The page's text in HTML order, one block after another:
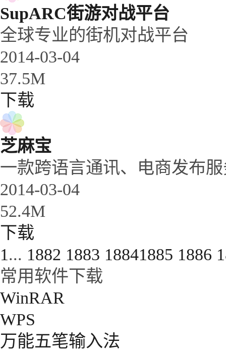
SupARC街游对战平台
全球专业的街机对战平台
2014-03-04
37.5M
下载
芝麻宝
一款跨语言通讯、电商发布
2014-03-04
52.4M
下载
1... 1882 1883 18841885 1886
常用软件下载
WinRAR
WPS
万能五笔输入法